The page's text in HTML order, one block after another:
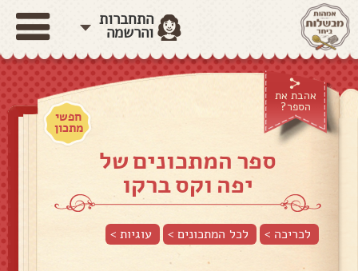
התחברות
והרשמה
אהבת את
הספר?
חפשי
מתכון
ספר המתכונים של
יפה וקס ברקו
לכריכה > לכל המתכונים > עוגיות>